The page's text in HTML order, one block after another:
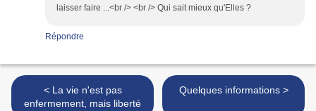
laisser faire ...<br /> <br /> Qui sait mieux qu'Elles ?
Répondre
< La vie n'est pas
enfermement, mais liberté
Quelques informations >